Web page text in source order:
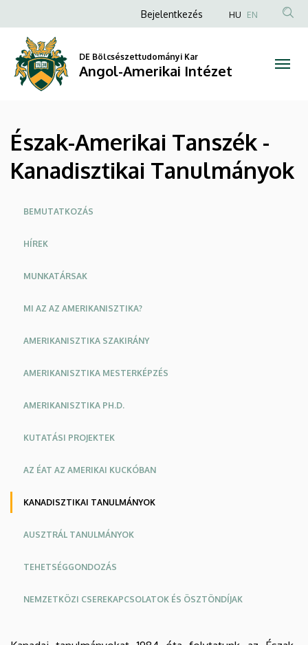
Amerikai
Tanszék
Kanadisztikai
Tanulmányok
Angol-
Amerikai
Intézet
a
tartalomra
Anonim
fiók
menüje
Bejelentkezés HU EN
DE Bölcsészettudományi Kar
Angol-Amerikai Intézet
Észak-Amerikai Tanszék -
Kanadisztikai Tanulmányok
Oldalmenü
BEMUTATKOZÁS
HÍREK
MUNKATÁRSAK
MI AZ AZ AMERIKANISZTIKA?
AMERIKANISZTIKA SZAKIRÁNY
AMERIKANISZTIKA MESTERKÉPZÉS
AMERIKANISZTIKA PH.D.
KUTATÁSI PROJEKTEK
AZ ÉAT AZ AMERIKAI KUCKÓBAN
KANADISZTIKAI TANULMÁNYOK
AUSZTRÁL TANULMÁNYOK
TEHETSÉGGONDOZÁS
NEMZETKÖZI CSEREKAPCSOLATOK ÉS ÖSZTÖNDÍJAK